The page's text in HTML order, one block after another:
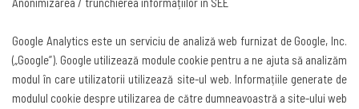
Google Analytics este un serviciu de analiză web furnizat de Google, Inc.
(„Google”). Google utilizează module cookie pentru a ne ajuta să analizăm
modul în care utilizatorii utilizează site-ul web. Informațiile generate de
modulul cookie despre utilizarea de către dumneavoastră a site-ului web